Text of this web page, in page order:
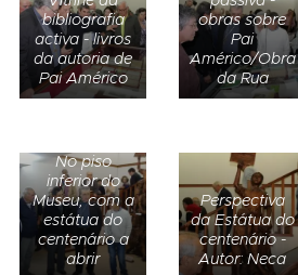
bibliografia
activa - livros
da autoria de
Pai Américo
obras sobre
Pai
Américo/Obra
da Rua
No piso
inferior do
Museu, com a
estátua do
centenário a
abrir
Perspectiva
da Estátua do
centenário -
Autor: Neca